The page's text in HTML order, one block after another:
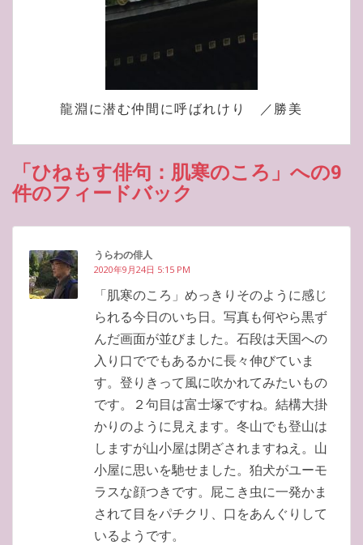
龍淵に潜む仲間に呼ばれけり ／勝美
「ひねもす俳句：肌寒のころ」への9
件のフィードバック
うらわの俳人
2020年9月24日 5:15 PM
「肌寒のころ」めっきりそのように感じ
られる今日のいち日。写真も何やら黒ず
んだ画面が並びました。石段は天国への
入り口ででもあるかに長々伸びていま
す。登りきって風に吹かれてみたいもの
です。２句目は富士塚ですね。結構大掛
かりのように見えます。冬山でも登山は
しますが山小屋は閉ざされますねえ。山
小屋に思いを馳せました。狛犬がユーモ
ラスな顔つきです。屁こき虫に一発かま
されて目をパチクリ、口をあんぐりして
いるようです。